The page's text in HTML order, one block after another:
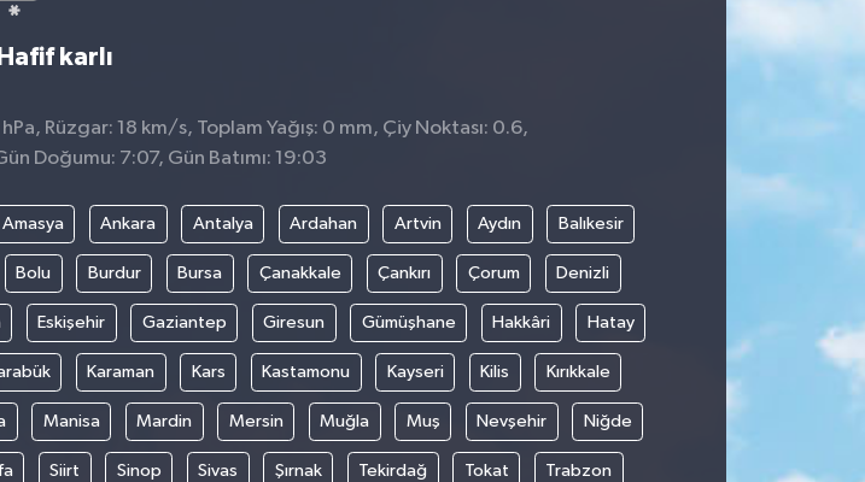
Hafif karlı
hPa, Rüzgar: 18 km/s, Toplam Yağış: 0 mm, Çiy Noktası: 0.6,
Doğumu: 7:07, Gün Batımı: 19:03
Amasya Ankara Antalya Ardahan Artvin Aydın Balıkesir
Bolu Burdur Bursa Çanakkale Çankırı Çorum Denizli
Eskişehir Gaziantep Giresun Gümüşhane Hakkâri Hatay
Karaman Kars Kastamonu Kayseri Kilis Kırıkkale
Manisa Mardin Mersin Muğla Muş Nevşehir Niğde
Siirt Sinop Sivas Şırnak Tekirdağ Tokat Trabzon